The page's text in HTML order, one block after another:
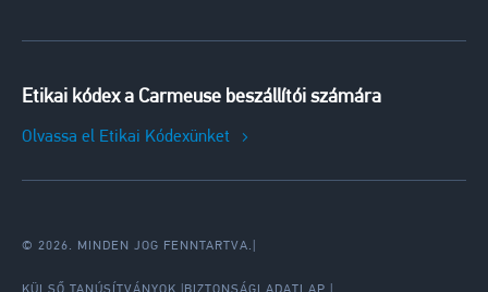
Etikai kódex a Carmeuse beszállítói számára
Olvassa el Etikai Kódexünket
© 2026. MINDEN JOG FENNTARTVA.